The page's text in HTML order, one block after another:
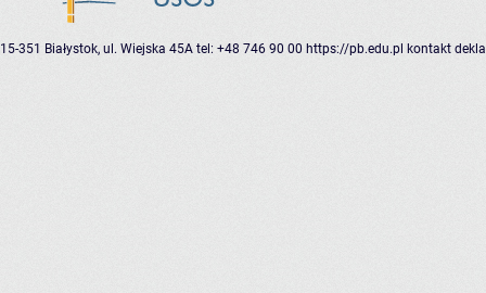
15-351 Białystok, ul. Wiejska 45A tel: +48 746 90 00 https://pb.edu.pl kontakt